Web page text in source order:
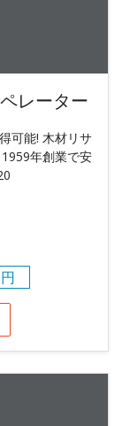
レーター
可能! 木材リサ
年創業で安